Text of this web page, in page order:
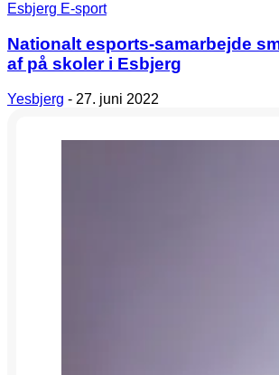
Esbjerg E-sport
Nationalt esports-samarbejde
af på skoler i Esbjerg
Yesbjerg - 27. juni 2022